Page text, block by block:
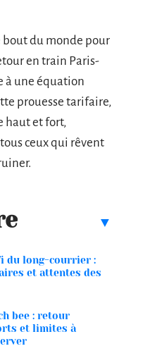
bout du monde pour
en train Paris-
à une équation
prouesse tarifaire,
haut et fort,
ceux qui rêvent
du long-courrier :
et attentes des
bee : retour
et limites à